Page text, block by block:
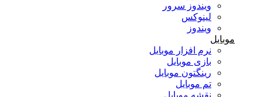
ویندوز سرور
لینوکس
ویندوز
نرم افزار موبایل
بازی موبایل
رینگتون موبایل
تم موبایل
نقشه موبایل